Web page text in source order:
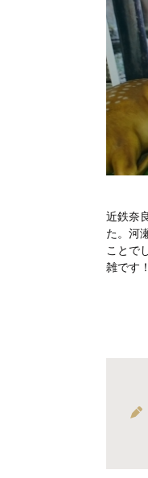
近鉄奈
た。河
ことで
雑です